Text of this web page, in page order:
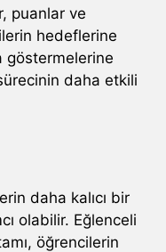
puanlar ve
hedeflerine
göstermelerine
daha etkili
daha kalıcı bir
olabilir. Eğlenceli
öğrencilerin